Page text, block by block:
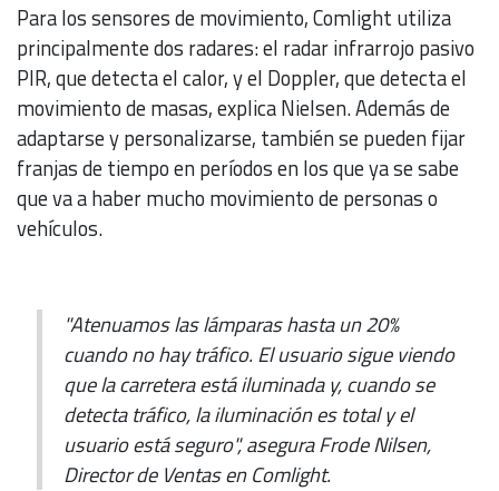
Para los sensores de movimiento, Comlight utiliza
principalmente dos radares: el radar infrarrojo pasivo
PIR, que detecta el calor, y el Doppler, que detecta el
movimiento de masas, explica Nielsen. Además de
adaptarse y personalizarse, también se pueden fijar
franjas de tiempo en períodos en los que ya se sabe
que va a haber mucho movimiento de personas o
vehículos.
"Atenuamos las lámparas hasta un 20%
cuando no hay tráfico. El usuario sigue viendo
que la carretera está iluminada y, cuando se
detecta tráfico, la iluminación es total y el
usuario está seguro", asegura Frode Nilsen,
Director de Ventas en Comlight.